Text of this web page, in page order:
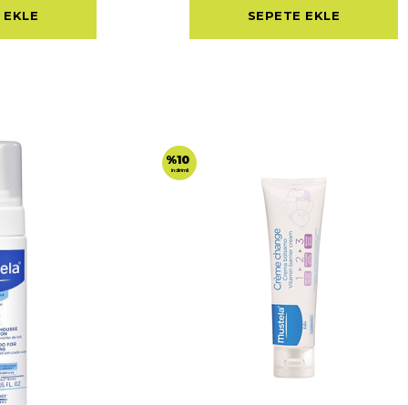
EKLE SEPETE EKLE
%10
indirimli